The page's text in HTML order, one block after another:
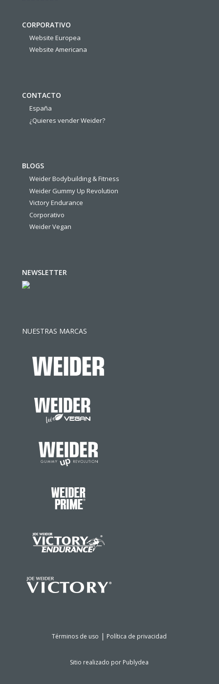
CORPORATIVO
Website Europea
Website Americana
CONTACTO
España
¿Quieres vender Weider?
BLOGS
Weider Bodybuilding & Fitness
Weider Gummy Up Revolution
Victory Endurance
Corporativo
Weider Vegan
NEWSLETTER
NUESTRAS MARCAS
Términos de uso | Política de privacidad
Sitio realizado por Publydea